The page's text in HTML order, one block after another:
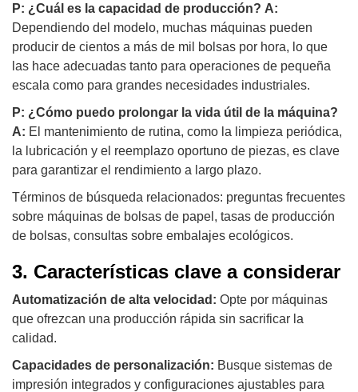
P: ¿Cuál es la capacidad de producción? A:
Dependiendo del modelo, muchas máquinas pueden
producir de cientos a más de mil bolsas por hora, lo que
las hace adecuadas tanto para operaciones de pequeña
escala como para grandes necesidades industriales.
P: ¿Cómo puedo prolongar la vida útil de la máquina?
A: El mantenimiento de rutina, como la limpieza periódica,
la lubricación y el reemplazo oportuno de piezas, es clave
para garantizar el rendimiento a largo plazo.
Términos de búsqueda relacionados: preguntas frecuentes
sobre máquinas de bolsas de papel, tasas de producción
de bolsas, consultas sobre embalajes ecológicos.
3. Características clave a considerar
Automatización de alta velocidad: Opte por máquinas
que ofrezcan una producción rápida sin sacrificar la
calidad.
Capacidades de personalización: Busque sistemas de
impresión integrados y configuraciones ajustables para